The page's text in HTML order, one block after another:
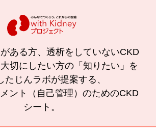
ある方、透析をしていないCKD
切にしたい方の「知りたい」を
たじんラボが提案する、
ント（自己管理）のためのCKD
シート。